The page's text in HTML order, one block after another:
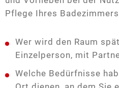
Pflege Ihres Badezimmers
Wer wird den Raum
Einzelperson, mit
Welche Bedürfnisse